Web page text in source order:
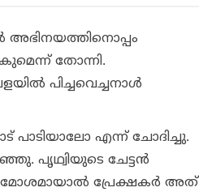
അഭിനയത്തിനൊപ്പം
തോന്നി.
പിച്ചവെച്ചനാൾ
പാടിയാലോ എന്ന് ചോദിച്ചു.
പൃഥ്വിയുടെ ചേട്ടൻ
മോശമായാൽ പ്രേക്ഷകർ അത്